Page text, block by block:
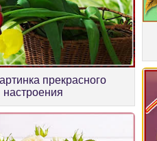
прекрасного
настроения